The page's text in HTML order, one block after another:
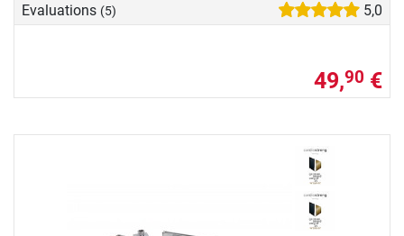
Evaluations (5) 5,0
49,90 €